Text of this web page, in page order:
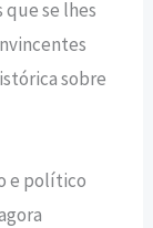
que se lhes
sobre
e político